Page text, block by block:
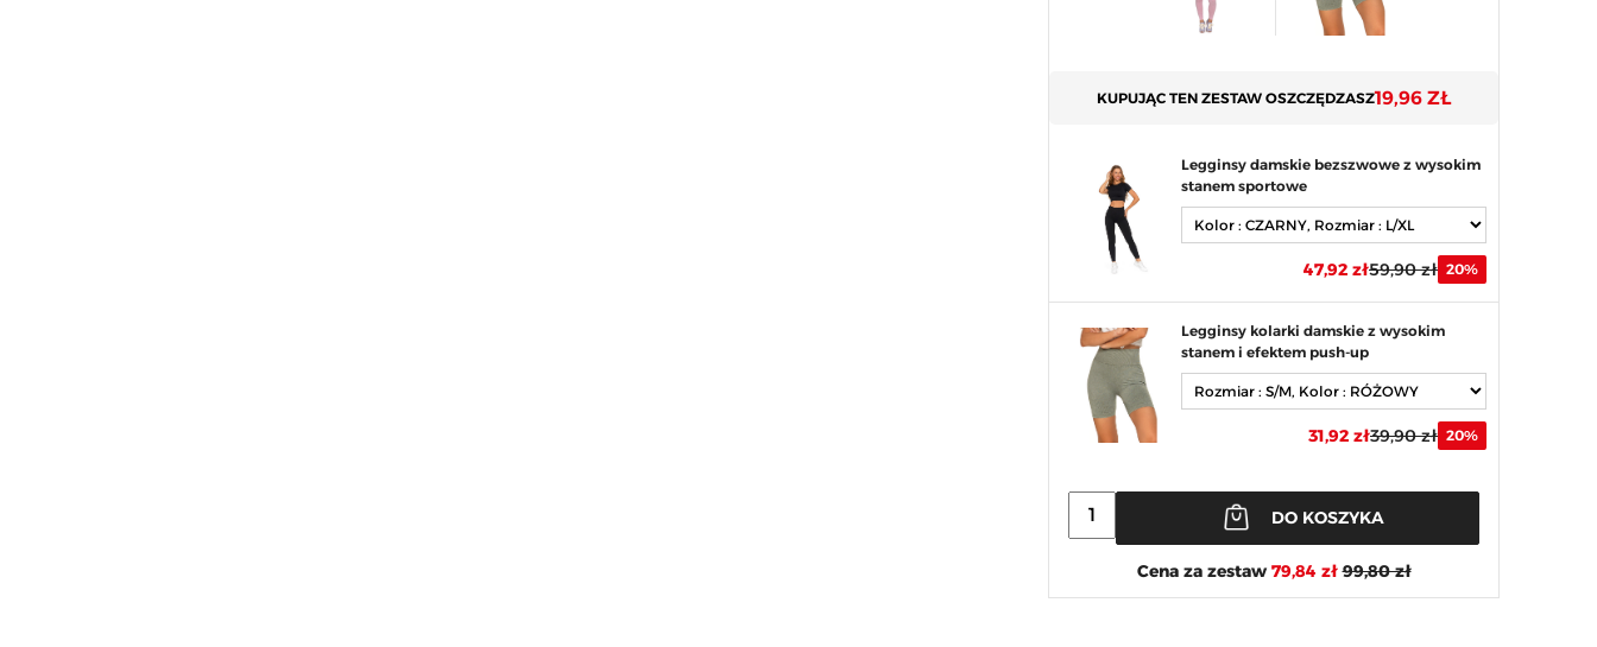
KUPUJĄC TEN ZESTAW OSZCZĘDZASZ19,96 ZŁ
Legginsy damskie bezszwowe z wysokim
stanem sportowe
47,92 zł59,90 zł 20%
Legginsy kolarki damskie z wysokim
stanem i efektem push-up
31,92 zł39,90 zł 20%
DO KOSZYKA
Cena za zestaw 79,84 zł99,80 zł